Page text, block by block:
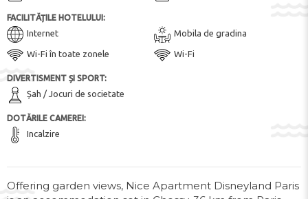
FACILITĂȚILE HOTELULUI:
Internet Mobila de gradina
Wi-Fi în toate zonele Wi-Fi
DIVERTISMENT ȘI SPORT:
Șah / Jocuri de societate
DOTĂRILE CAMEREI:
Incalzire
Offering garden views, Nice Apartment Disneyland Paris